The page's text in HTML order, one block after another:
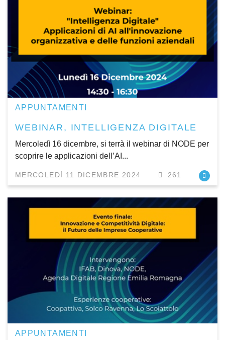
APPUNTAMENTI
WEBINAR, INTELLIGENZA DIGITALE
Mercoledì 16 dicembre, si terrà il webinar di NODE per
scoprire le applicazioni dell’AI...
MERCOLEDÌ 11 DICEMBRE 2024 261
APPUNTAMENTI